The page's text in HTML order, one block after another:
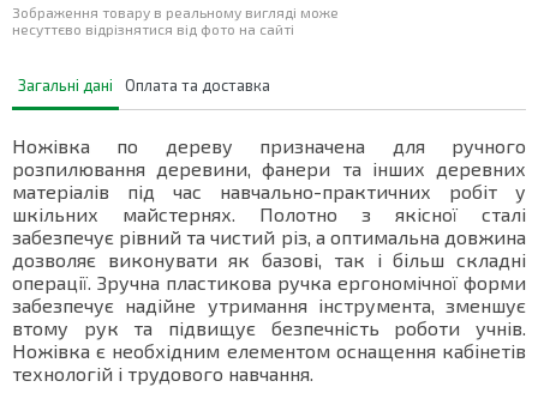
Зображення товару в реальному вигляді може
несуттєво відрізнятися від фото на сайті
Загальні дані Оплата та доставка
Ножівка по дереву призначена для ручного
розпилювання деревини, фанери та інших деревних
матеріалів під час навчально-практичних робіт у
шкільних майстернях. Полотно з якісної сталі
забезпечує рівний та чистий різ, а оптимальна довжина
дозволяє виконувати як базові, так і більш складні
операції. Зручна пластикова ручка ергономічної форми
забезпечує надійне утримання інструмента, зменшує
втому рук та підвищує безпечність роботи учнів.
Ножівка є необхідним елементом оснащення кабінетів
технологій і трудового навчання.